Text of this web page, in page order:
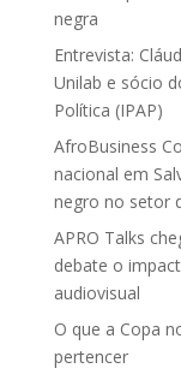
negra
Entrevista:
Unilab e sócio
Política (IPAP)
AfroBusiness
nacional em
negro no setor
APRO Talks
debate o
audiovisual
O que a Copa
pertencer